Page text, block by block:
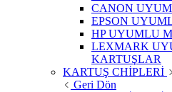
CANON
EPSON
HP UYUMLU
LEXMARK
KARTUŞLAR
KARTUŞ CHİPLERİ
Geri Dön